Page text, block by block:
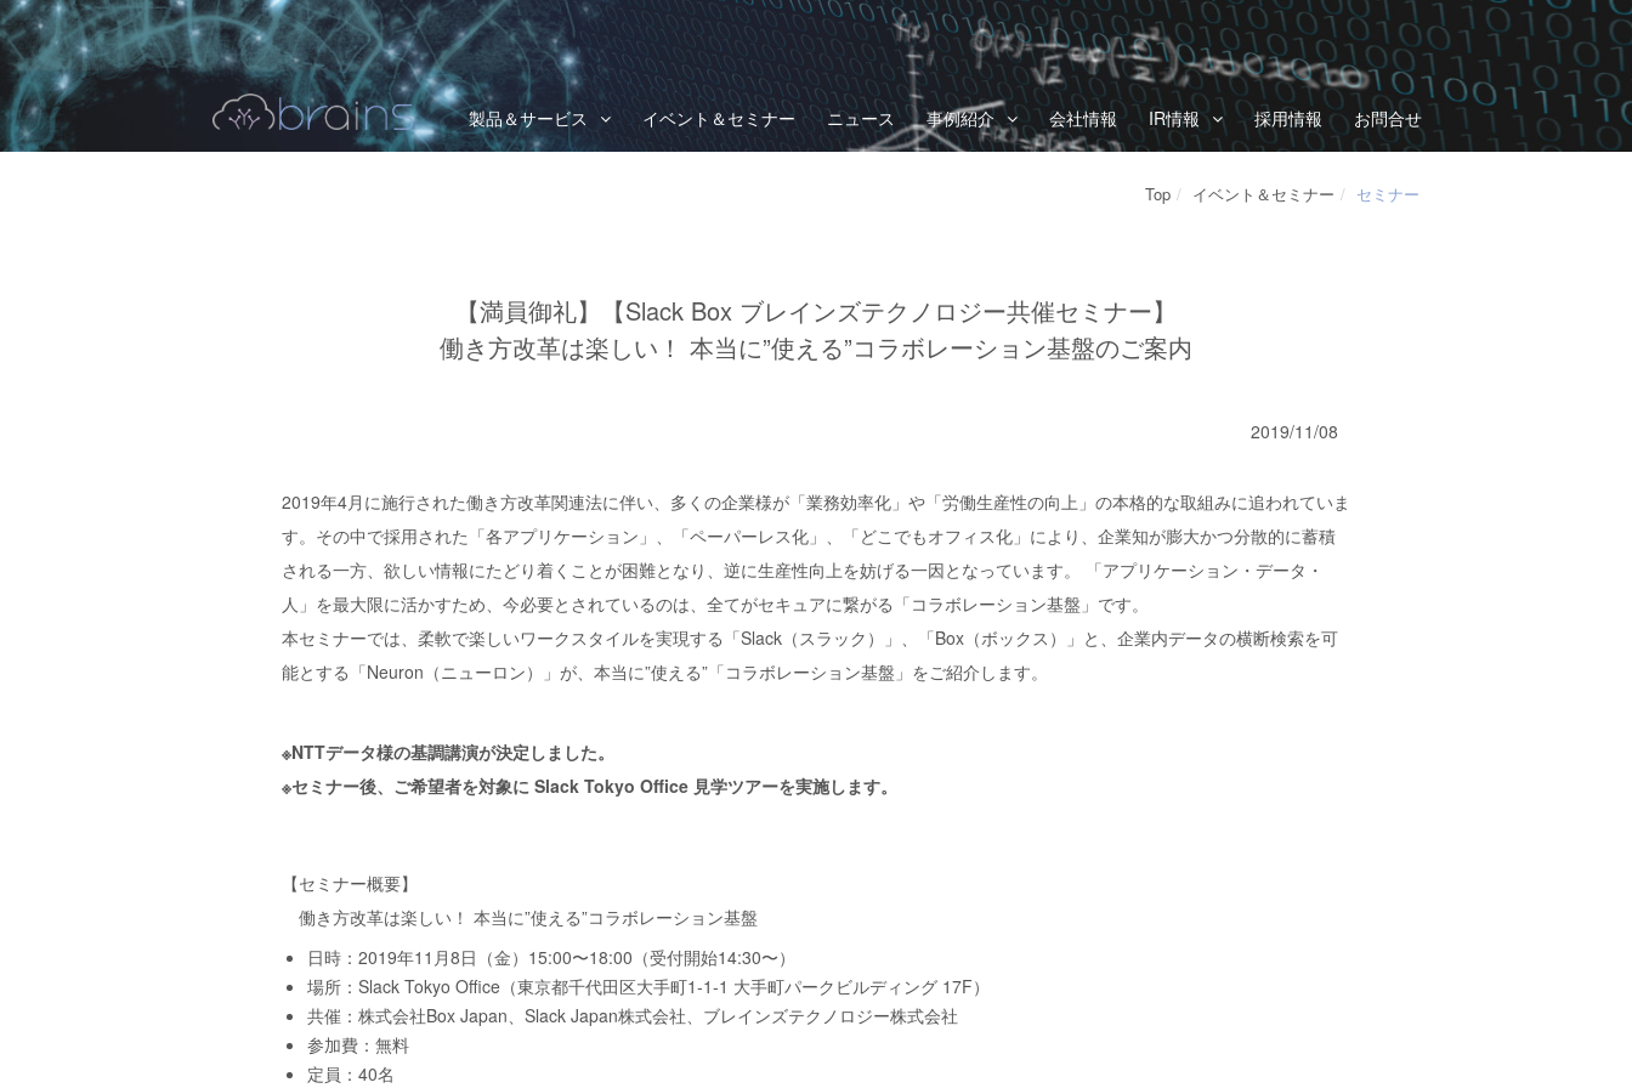
製品＆サービス イベント＆セミナー ニュース 事例紹介 会社情報 IR情報 採用情報 お問合せ
Top イベント＆セミナー セミナー
【満員御礼】【Slack Box ブレインズテクノロジー共催セミナー】
働き方改革は楽しい！ 本当に”使える”コラボレーション基盤のご案内
2019/11/08
2019年4月に施行された働き方改革関連法に伴い、多くの企業様が「業務効率化」や「労働生産性の向上」の本格的な取組みに追われていま
す。その中で採用された「各アプリケーション」、「ペーパーレス化」、「どこでもオフィス化」により、企業知が膨大かつ分散的に蓄積
される一方、欲しい情報にたどり着くことが困難となり、逆に生産性向上を妨げる一因となっています。 「アプリケーション・データ・
人」を最大限に活かすため、今必要とされているのは、全てがセキュアに繋がる「コラボレーション基盤」です。
本セミナーでは、柔軟で楽しいワークスタイルを実現する「Slack（スラック）」、「Box（ボックス）」と、企業内データの横断検索を可
能とする「Neuron（ニューロン）」が、本当に”使える”「コラボレーション基盤」をご紹介します。
※NTTデータ様の基調講演が決定しました。
※セミナー後、ご希望者を対象に Slack Tokyo Office 見学ツアーを実施します。
【セミナー概要】
働き方改革は楽しい！ 本当に”使える”コラボレーション基盤
日時：2019年11月8日（金）15:00〜18:00（受付開始14:30〜）
場所：Slack Tokyo Office（東京都千代田区大手町1-1-1 大手町パークビルディング 17F）
共催：株式会社Box Japan、Slack Japan株式会社、ブレインズテクノロジー株式会社
参加費：無料
定員：40名